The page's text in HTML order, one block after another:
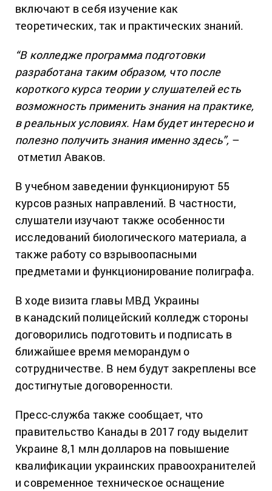
включают в себя изучение как
теоретических, так и практических знаний.
“В колледже программа подготовки
разработана таким образом, что после
короткого курса теории у слушателей есть
возможность применить знания на практике,
в реальных условиях. Нам будет интересно и
полезно получить знания именно здесь”, –
отметил Аваков.
В учебном заведении функционируют 55
курсов разных направлений. В частности,
слушатели изучают также особенности
исследований биологического материала, а
также работу со взрывоопасными
предметами и функционирование полиграфа.
В ходе визита главы МВД Украины
в канадский полицейский колледж стороны
договорились подготовить и подписать в
ближайшее время меморандум о
сотрудничестве. В нем будут закреплены все
достигнутые договоренности.
Пресс-служба также сообщает, что
правительство Канады в 2017 году выделит
Украине 8,1 млн долларов на повышение
квалификации украинских правоохранителей
и современное техническое оснащение